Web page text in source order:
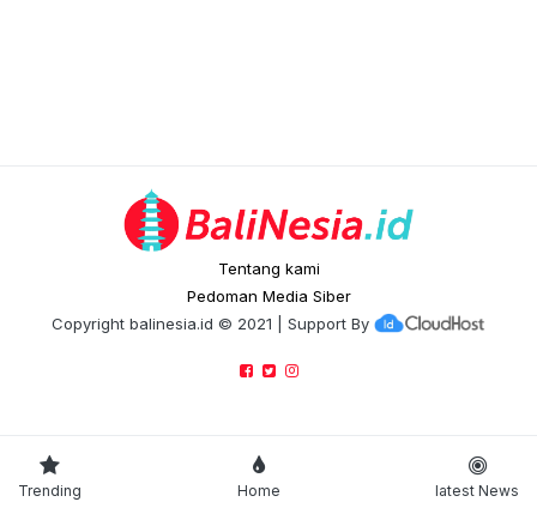
Tentang kami
Pedoman Media Siber
Copyright balinesia.id © 2021 | Support By
Trending Home latest News